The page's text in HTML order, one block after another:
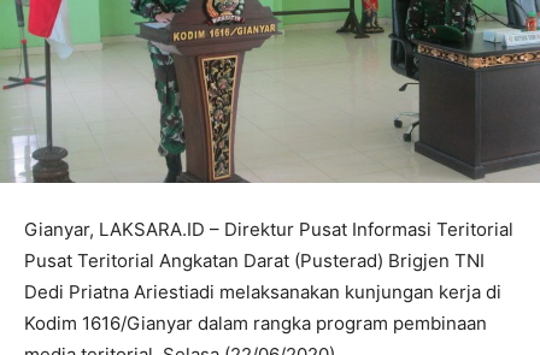
Gianyar, LAKSARA.ID – Direktur Pusat Informasi Teritorial
Pusat Teritorial Angkatan Darat (Pusterad) Brigjen TNI
Dedi Priatna Ariestiadi melaksanakan kunjungan kerja di
Kodim 1616/Gianyar dalam rangka program pembinaan